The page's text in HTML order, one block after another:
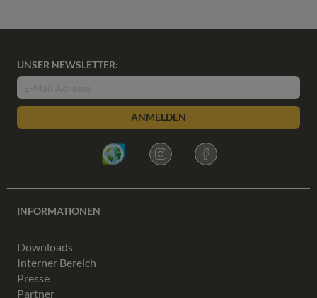
UNSER NEWSLETTER:
ANMELDEN
INFORMATIONEN
Downloads
Interner Bereich
Presse
Partner